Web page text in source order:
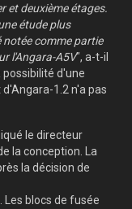
et deuxième étages.
étude plus
comme partie
l'Angara-A5V", a-t-il
possibilité d'une
1.2 n'a pas
le directeur
la conception. La
la décision de
blocs de fusée